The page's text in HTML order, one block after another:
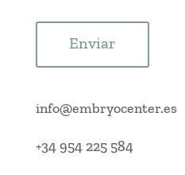
Enviar
info@embryocenter.es
+34 954 225 584